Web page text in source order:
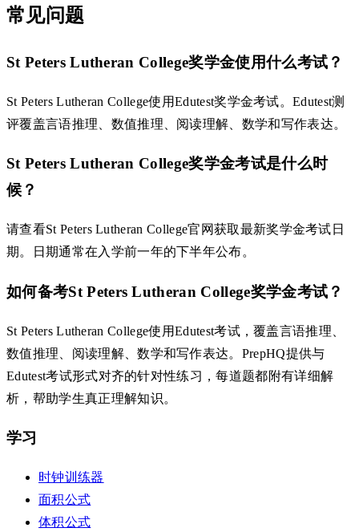
常见问题
St Peters Lutheran College奖学金使用什么考试？
St Peters Lutheran College使用Edutest奖学金考试。Edutest测
评覆盖言语推理、数值推理、阅读理解、数学和写作表达。
St Peters Lutheran College奖学金考试是什么时
候？
请查看St Peters Lutheran College官网获取最新奖学金考试日
期。日期通常在入学前一年的下半年公布。
如何备考St Peters Lutheran College奖学金考试？
St Peters Lutheran College使用Edutest考试，覆盖言语推理、
数值推理、阅读理解、数学和写作表达。PrepHQ提供与
Edutest考试形式对齐的针对性练习，每道题都附有详细解
析，帮助学生真正理解知识。
学习
时钟训练器
面积公式
体积公式